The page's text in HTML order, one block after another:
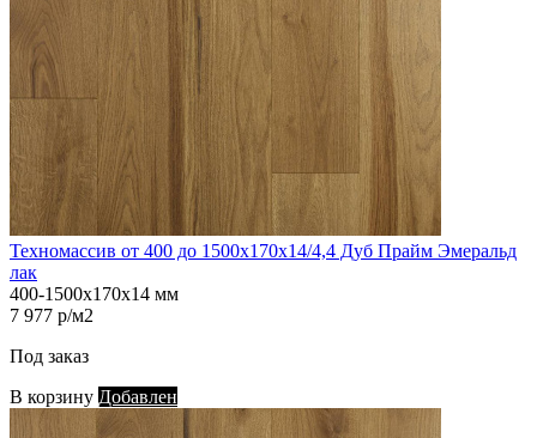
Техномассив от 400 до 1500х170х14/4,4 Дуб Прайм Эмеральд
лак
400-1500х170х14 мм
7 977 р/м2
Под заказ
В корзину Добавлен